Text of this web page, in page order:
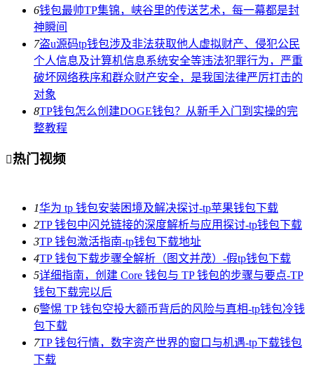
6钱包最帅TP集锦，峡谷里的传送艺术，每一幕都是封
神瞬间
7盗u源码tp钱包涉及非法获取他人虚拟财产、侵犯公民
个人信息及计算机信息系统安全等违法犯罪行为，严重
破坏网络秩序和群众财产安全，是我国法律严厉打击的
对象
8TP钱包怎么创建DOGE钱包？从新手入门到实操的完
整教程
热门视频
1华为 tp 钱包安装困境及解决探讨-tp苹果钱包下载
2TP 钱包中闪兑链接的深度解析与应用探讨-tp钱包下载
3TP 钱包激活指南-tp钱包下载地址
4TP 钱包下载步骤全解析（图文并茂）-假tp钱包下载
5详细指南，创建 Core 钱包与 TP 钱包的步骤与要点-TP
钱包下载完以后
6警惕 TP 钱包空投大额币背后的风险与真相-tp钱包冷钱
包下载
7TP 钱包行情，数字资产世界的窗口与机遇-tp下载钱包
下载